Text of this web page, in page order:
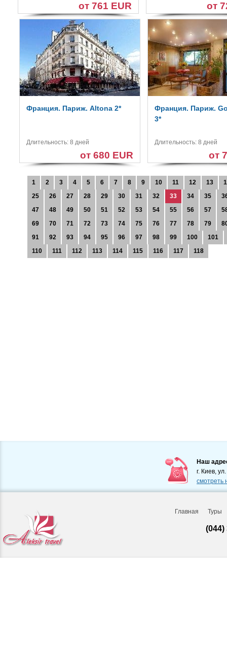
от 761 EUR от
Франция. Париж. Altona 2*
Длительность: 8 дней
от 680 EUR
Франция. Париж.
3*
Длительность: 8 дней
от
1 2 3 4 5 6 7 8 9 10 11 12 13
25
26 27 28 29 30 31 32 33 34 35
47
48 49 50 51 52 53 54 55 56 57
69
70 71 72 73 74 75 76 77 78 79
91
92 93 94 95 96 97 98 99 100
101
110
111 112 113 114 115 116 117 118
Наш
г. Киев,
смотреть
Главная Туры
(044)